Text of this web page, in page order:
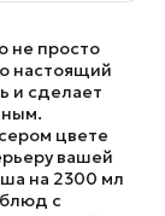
не просто
настоящий
и сделает
цвете
вашей
на 2300 мл
с